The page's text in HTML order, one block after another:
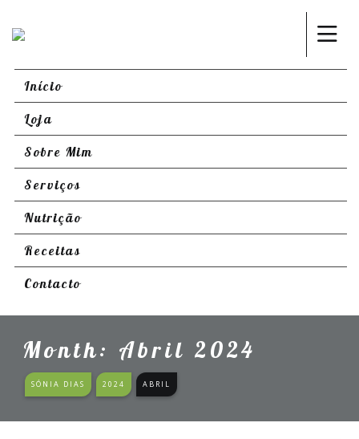
Início
Loja
Sobre Mim
Serviços
Nutrição
Receitas
Contacto
Month: Abril 2024
SÓNIA DIAS 2024 ABRIL